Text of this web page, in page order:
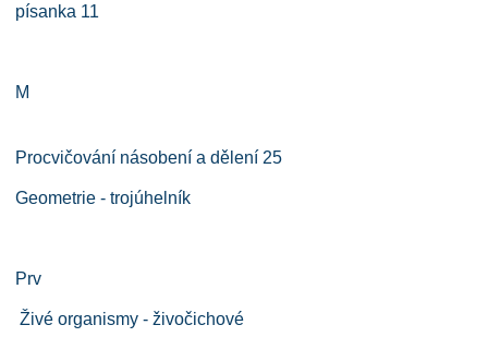
písanka 11
M
Procvičování násobení a dělení 25
Geometrie - trojúhelník
Prv
Živé organismy - živočichové